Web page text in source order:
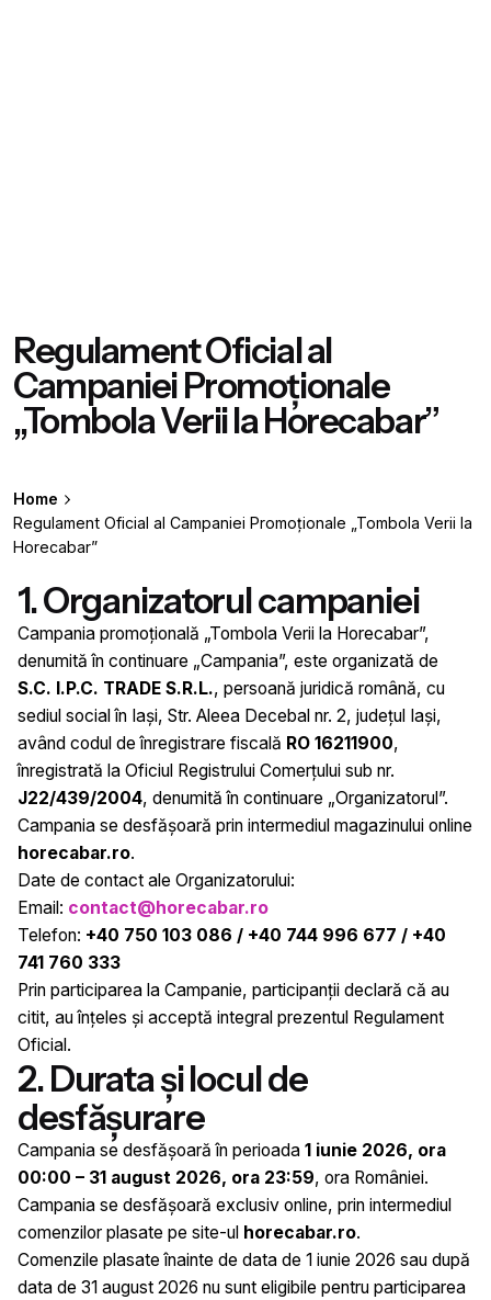
Regulament Oficial al
Campaniei Promoționale
„Tombola Verii la Horecabar”
Home
Regulament Oficial al Campaniei Promoționale „Tombola Verii la
Horecabar”
1. Organizatorul campaniei
Campania promoțională „Tombola Verii la Horecabar”,
denumită în continuare „Campania”, este organizată de
S.C. I.P.C. TRADE S.R.L., persoană juridică română, cu
sediul social în Iași, Str. Aleea Decebal nr. 2, județul Iași,
având codul de înregistrare fiscală RO 16211900,
înregistrată la Oficiul Registrului Comerțului sub nr.
J22/439/2004, denumită în continuare „Organizatorul”.
Campania se desfășoară prin intermediul magazinului online
horecabar.ro.
Date de contact ale Organizatorului:
Email: contact@horecabar.ro
Telefon: +40 750 103 086 / +40 744 996 677 / +40
741 760 333
Prin participarea la Campanie, participanții declară că au
citit, au înțeles și acceptă integral prezentul Regulament
Oficial.
2. Durata și locul de
desfășurare
Campania se desfășoară în perioada 1 iunie 2026, ora
00:00 – 31 august 2026, ora 23:59, ora României.
Campania se desfășoară exclusiv online, prin intermediul
comenzilor plasate pe site-ul horecabar.ro.
Comenzile plasate înainte de data de 1 iunie 2026 sau după
data de 31 august 2026 nu sunt eligibile pentru participarea